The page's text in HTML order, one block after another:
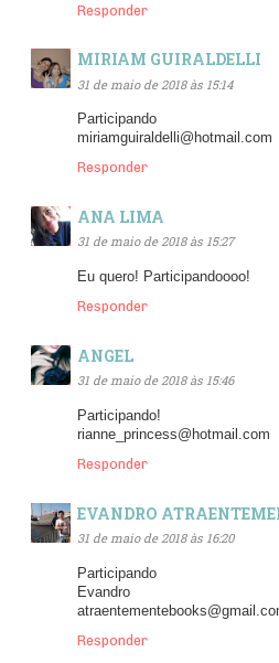
Responder
MIRIAM GUIRALDELLI
31 de maio de 2018 às 15:14
Participando
miriamguiraldelli@hotmail.com
Responder
ANA LIMA
31 de maio de 2018 às 15:27
Eu quero! Participandoooo!
Responder
ANGEL
31 de maio de 2018 às 15:46
Participando!
rianne_princess@hotmail.com
Responder
EVANDRO
31 de maio de 2018 às 16:20
Participando
Evandro
Responder